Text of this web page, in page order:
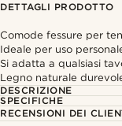
DETTAGLI PRODOTTO
Comode fessure per
Ideale per uso
Si adatta a qualsiasi
Legno naturale
DESCRIZIONE
SPECIFICHE
RECENSIONI DEI